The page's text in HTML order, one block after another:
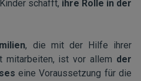
schafft, ihre Rolle in der
, die mit der Hilfe ihrer
mitarbeiten, ist vor allem der
eine Voraussetzung für die